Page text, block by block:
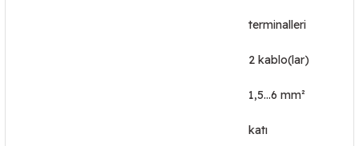
terminalleri
2 kablo(lar)
1,5…6 mm²
katı